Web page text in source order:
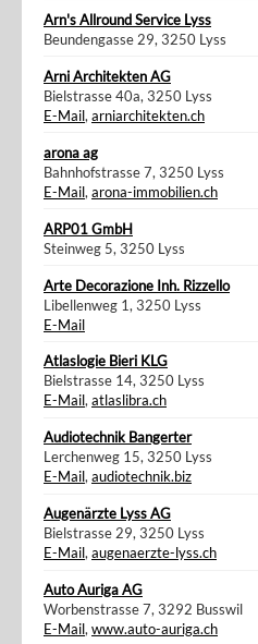
Arn's Allround Service Lyss
Beundengasse 29, 3250 Lyss
Arni Architekten AG
Bielstrasse 40a, 3250 Lyss
E-Mail, arniarchitekten.ch
arona ag
Bahnhofstrasse 7, 3250 Lyss
E-Mail, arona-immobilien.ch
ARP01 GmbH
Steinweg 5, 3250 Lyss
Arte Decorazione Inh. Rizzello
Libellenweg 1, 3250 Lyss
E-Mail
Atlaslogie Bieri KLG
Bielstrasse 14, 3250 Lyss
E-Mail,atlaslibra.ch
Audiotechnik Bangerter
Lerchenweg 15, 3250 Lyss
E-Mail,audiotechnik.biz
Augenärzte Lyss AG
Bielstrasse 29, 3250 Lyss
E-Mail,augenaerzte-lyss.ch
Auto Auriga AG
Worbenstrasse 7, 3292 Busswil
E-Mail,www.auto-auriga.ch